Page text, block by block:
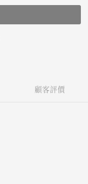
顧客評價